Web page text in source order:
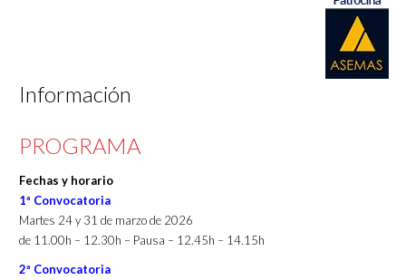
Información
PROGRAMA
Fechas y horario
1ª Convocatoria
Martes 24 y 31 de marzo de 2026
de 11.00h – 12.30h – Pausa – 12.45h – 14.15h
2ª Convocatoria